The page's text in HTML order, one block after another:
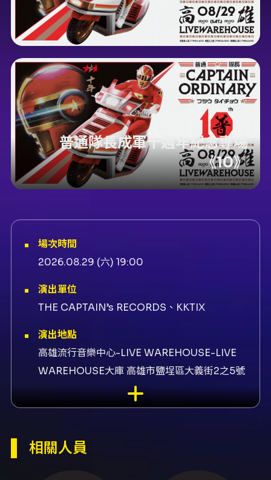
普通隊長成軍十週年紀念專場
《10》
場次時間
2026.08.29 (六) 19:00
演出單位
THE CAPTAIN’s RECORDS、KKTIX
演出地點
高雄流行音樂中心-LIVE WAREHOUSE-LIVE
WAREHOUSE大庫 高雄市鹽埕區大義街2之5號
內容簡介
相關人員